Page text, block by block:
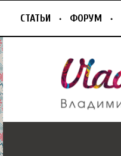
СТАТЬИ ФОРУМ